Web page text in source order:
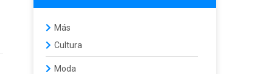
Más
Cultura
Moda